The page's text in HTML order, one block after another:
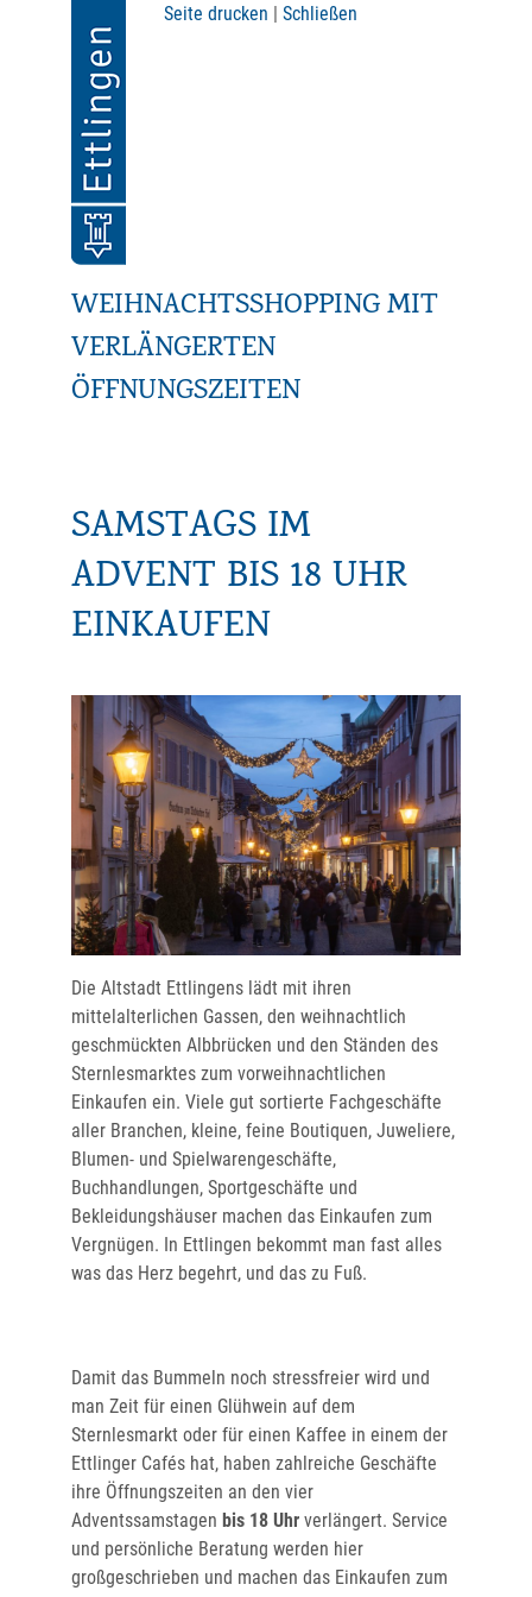
Seite drucken | Schließen
WEIHNACHTSSHOPPING MIT
VERLÄNGERTEN
ÖFFNUNGSZEITEN
SAMSTAGS IM
ADVENT BIS 18 UHR
EINKAUFEN
Die Altstadt Ettlingens lädt mit ihren
mittelalterlichen Gassen, den weihnachtlich
geschmückten Albbrücken und den Ständen des
Sternlesmarktes zum vorweihnachtlichen
Einkaufen ein. Viele gut sortierte Fachgeschäfte
aller Branchen, kleine, feine Boutiquen, Juweliere,
Blumen- und Spielwarengeschäfte,
Buchhandlungen, Sportgeschäfte und
Bekleidungshäuser machen das Einkaufen zum
Vergnügen. In Ettlingen bekommt man fast alles
was das Herz begehrt, und das zu Fuß.
Damit das Bummeln noch stressfreier wird und
man Zeit für einen Glühwein auf dem
Sternlesmarkt oder für einen Kaffee in einem der
Ettlinger Cafés hat, haben zahlreiche Geschäfte
ihre Öffnungszeiten an den vier
Adventssamstagen bis 18 Uhr verlängert. Service
und persönliche Beratung werden hier
großgeschrieben und machen das Einkaufen zum